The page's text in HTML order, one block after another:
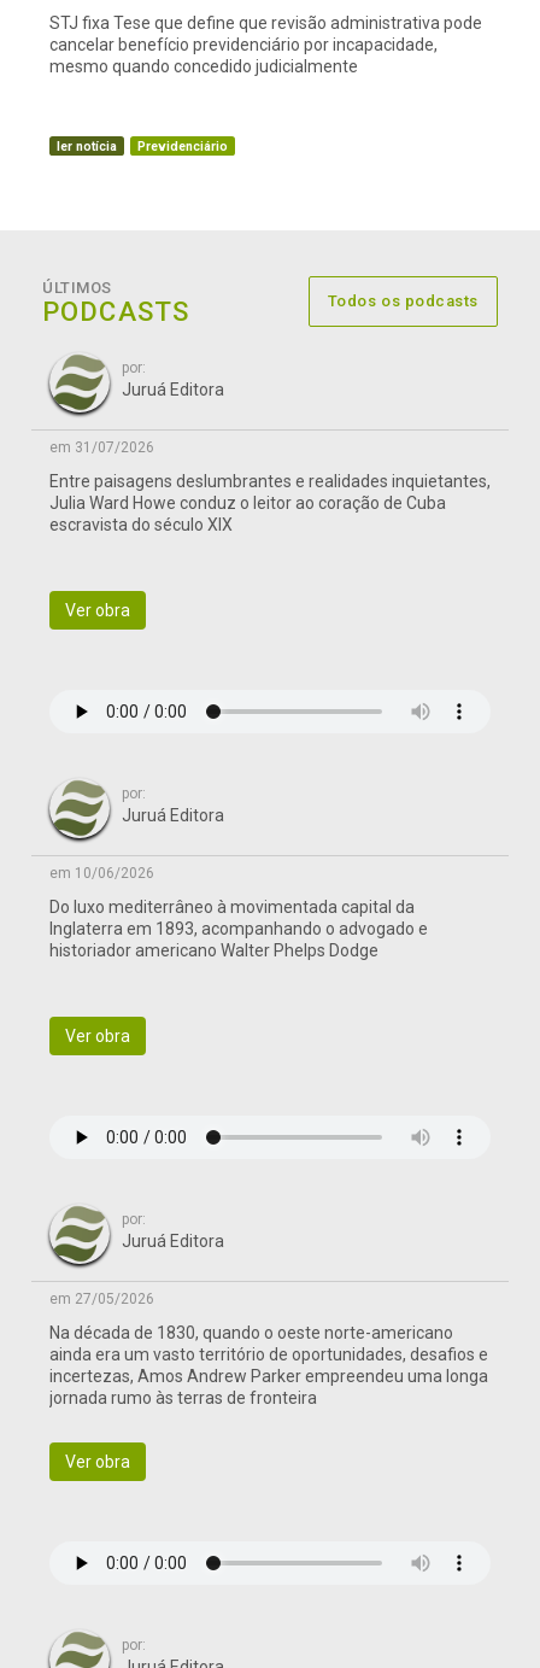
STJ fixa Tese que define que revisão administrativa pode
cancelar benefício previdenciário por incapacidade,
mesmo quando concedido judicialmente
ler notícia Previdenciário
ÚLTIMOS
PODCASTS Todos os podcasts
por:
Juruá Editora
em 31/07/2026
Entre paisagens deslumbrantes e realidades inquietantes,
Julia Ward Howe conduz o leitor ao coração de Cuba
escravista do século XIX
Ver obra
por:
Juruá Editora
em 10/06/2026
Do luxo mediterrâneo à movimentada capital da
Inglaterra em 1893, acompanhando o advogado e
historiador americano Walter Phelps Dodge
Ver obra
por:
Juruá Editora
em 27/05/2026
Na década de 1830, quando o oeste norte-americano
ainda era um vasto território de oportunidades, desafios e
incertezas, Amos Andrew Parker empreendeu uma longa
jornada rumo às terras de fronteira
Ver obra
por: